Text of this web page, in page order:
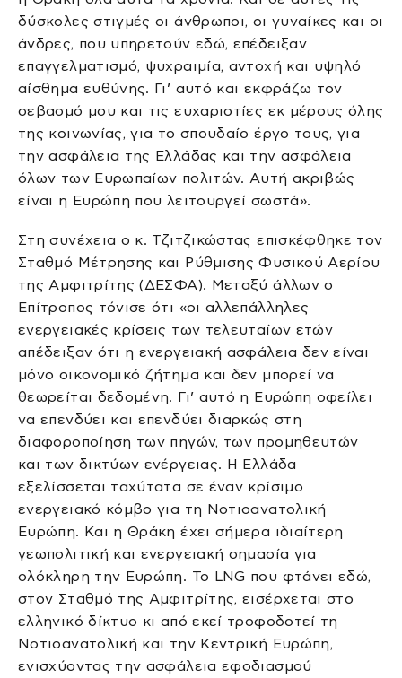
δύσκολες στιγμές οι άνθρωποι, οι γυναίκες και οι
άνδρες, που υπηρετούν εδώ, επέδειξαν
επαγγελματισμό, ψυχραιμία, αντοχή και υψηλό
αίσθημα ευθύνης. Γι’ αυτό και εκφράζω τον
σεβασμό μου και τις ευχαριστίες εκ μέρους όλης
της κοινωνίας, για το σπουδαίο έργο τους, για
την ασφάλεια της Ελλάδας και την ασφάλεια
όλων των Ευρωπαίων πολιτών. Αυτή ακριβώς
είναι η Ευρώπη που λειτουργεί σωστά».
Στη συνέχεια ο κ. Τζιτζικώστας επισκέφθηκε τον
Σταθμό Μέτρησης και Ρύθμισης Φυσικού Αερίου
της Αμφιτρίτης (ΔΕΣΦΑ). Μεταξύ άλλων ο
Επίτροπος τόνισε ότι «οι αλλεπάλληλες
ενεργειακές κρίσεις των τελευταίων ετών
απέδειξαν ότι η ενεργειακή ασφάλεια δεν είναι
μόνο οικονομικό ζήτημα και δεν μπορεί να
θεωρείται δεδομένη. Γι’ αυτό η Ευρώπη οφείλει
να επενδύει και επενδύει διαρκώς στη
διαφοροποίηση των πηγών, των προμηθευτών
και των δικτύων ενέργειας. Η Ελλάδα
εξελίσσεται ταχύτατα σε έναν κρίσιμο
ενεργειακό κόμβο για τη Νοτιοανατολική
Ευρώπη. Και η Θράκη έχει σήμερα ιδιαίτερη
γεωπολιτική και ενεργειακή σημασία για
ολόκληρη την Ευρώπη. Το LNG που φτάνει εδώ,
στον Σταθμό της Αμφιτρίτης, εισέρχεται στο
ελληνικό δίκτυο κι από εκεί τροφοδοτεί τη
Νοτιοανατολική και την Κεντρική Ευρώπη,
ενισχύοντας την ασφάλεια εφοδιασμού